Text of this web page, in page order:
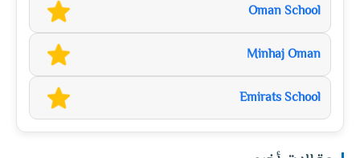
Oman School
Minhaj Oman
Emirats School